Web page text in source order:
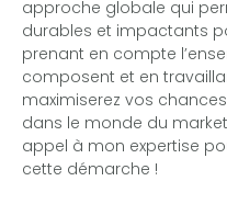
approche globale qui
durables et impactants
prenant en compte
composent et en
maximiserez vos
dans le monde du
appel à mon expertise
cette démarche !